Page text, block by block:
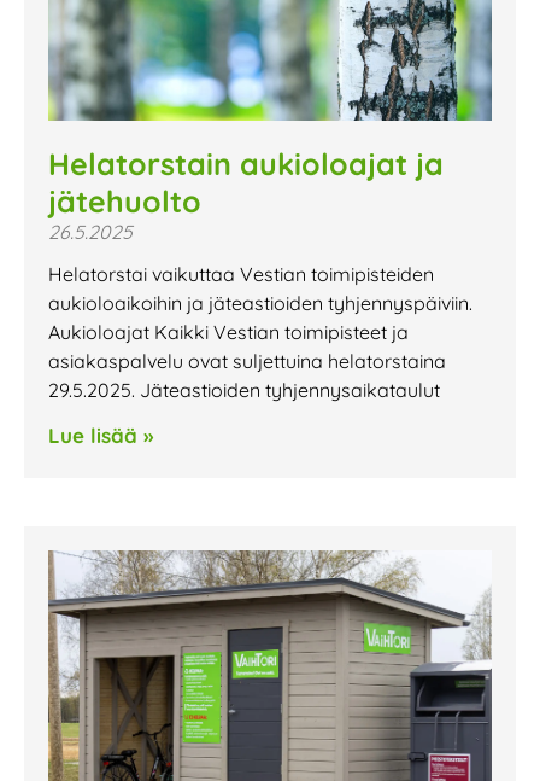
Helatorstain aukioloajat ja
jätehuolto
26.5.2025
Helatorstai vaikuttaa Vestian toimipisteiden
aukioloaikoihin ja jäteastioiden tyhjennyspäiviin.
Aukioloajat Kaikki Vestian toimipisteet ja
asiakaspalvelu ovat suljettuina helatorstaina
29.5.2025. Jäteastioiden tyhjennysaikataulut
Lue lisää »